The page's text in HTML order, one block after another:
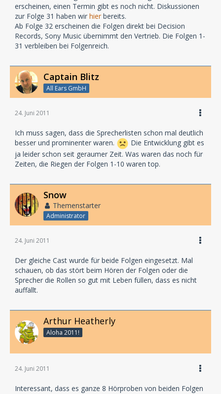
Jonathan Walcott: Olaf Baden
Der alte Fry: Bert Franzke
Rosie Day: Tirzah Haase
Der Doktor: C.-D. Clausnitzer
Mr Crowley: Herr Steiner
echtem Blut gemalt. Die Jungen stoßen das Tor zu
einem lange vergessenen Geheimnis auf. Als
körperlose Schreie durch die einsamen Flure hallen,
gibt es für sie kein Entrinnen ...
Jay Lawrence: Sven Plate
Tom Cole: Kim Hasper
Derek Ashby: Gerrit Schmidt-Foss
Mr Delwyndyn: Dominik Freiberger
Maddox Jones: Bert Franzke
Adwen Cadoc: Hannelore Minkus
Yvain Gwlady: C.-D. Clausnitzer
Glasaugen-Opa: Herr Steiner
Dorfoma: Heike Paul
erscheinen, einen Termin gibt es noch nicht. Diskussionen
zur Folge 31 haben wir hierbereits.
Ab Folge 32 erscheinen die Folgen direkt bei Decision
Records, Sony Music übernimmt den Vertrieb. Die Folgen 1-
31 verbleiben bei Folgenreich.
Captain Blitz
All Ears GmbH
24. Juni 2011
Ich muss sagen, dass die Sprecherlisten schon mal deutlich
besser und prominenter waren.
Die Entwicklung gibt es
ja leider schon seit geraumer Zeit. Was waren das noch für
Zeiten, die Riegen der Folgen 1-10 waren top.
Snow
Themenstarter
Administrator
24. Juni 2011
Der gleiche Cast wurde für beide Folgen eingesetzt. Mal
schauen, ob das stört beim Hören der Folgen oder die
Sprecher die Rollen so gut mit Leben füllen, dass es nicht
auffällt.
Arthur Heatherly
Aloha 2011!
24. Juni 2011
Interessant, dass es ganze 8 Hörproben von beiden Folgen